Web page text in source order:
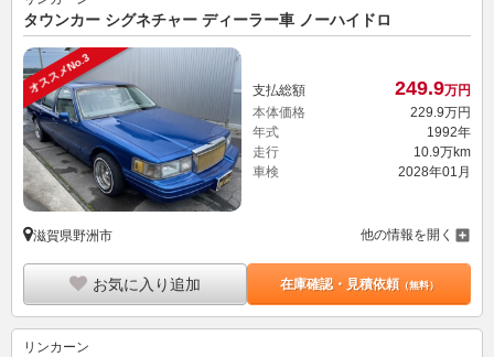
タウンカー シグネチャー ディーラー車 ノーハイドロ
オススメNo.3 支払総額 249.9万円
本体価格
229.9万円
年式
1992年
走行
10.9万km
車検
2028年01月
滋賀県野洲市 他の情報を開く
お気に入り追加 在庫確認・見積依頼（無料）
リンカーン